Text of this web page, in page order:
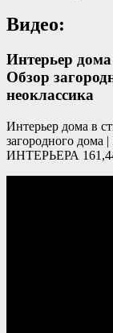
Видео:
Интерьер дома
Обзор
неоклассика
Интерьер дома в
загородного
ИНТЕРЬЕРА